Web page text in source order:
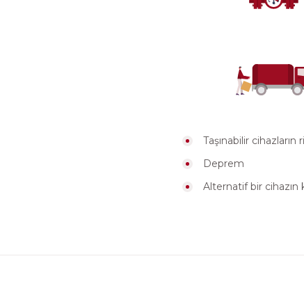
Taşınabilir cihazların
Deprem
Alternatif bir cihazın